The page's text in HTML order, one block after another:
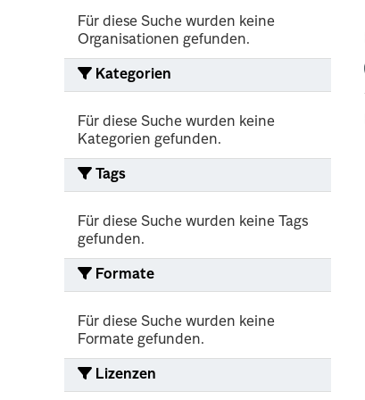
Für diese Suche wurden keine
Organisationen gefunden.
Kategorien
Für diese Suche wurden keine
Kategorien gefunden.
Tags
Für diese Suche wurden keine Tags
gefunden.
Formate
Für diese Suche wurden keine
Formate gefunden.
Lizenzen